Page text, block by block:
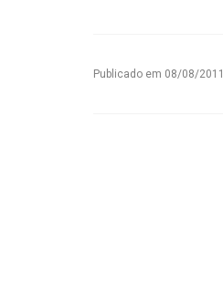
Publicado em 08/08/2011